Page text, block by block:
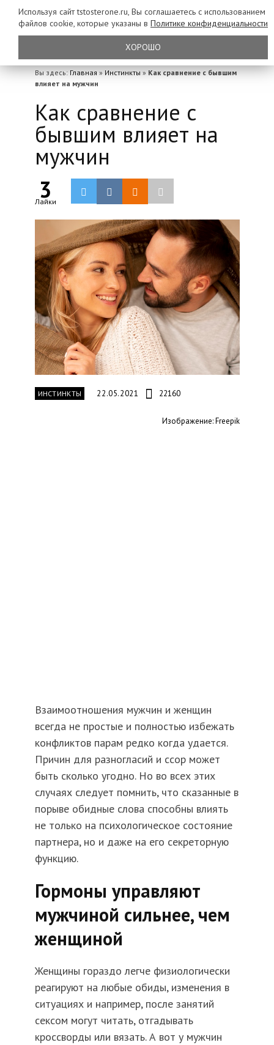
Вы здесь: Главная » Инстинкты » Как сравнение с бывшим
влияет на мужчин
Как сравнение с
бывшим влияет на
мужчин
3
Лайки
ИНСТИНКТЫ 22.05.2021 22160
Изображение: Freepik
Взаимоотношения мужчин и женщин
всегда не простые и полностью избежать
конфликтов парам редко когда удается.
Причин для разногласий и ссор может
быть сколько угодно. Но во всех этих
случаях следует помнить, что сказанные в
порыве обидные слова способны влиять
не только на психологическое состояние
партнера, но и даже на его секреторную
функцию.
Гормоны управляют
мужчиной сильнее, чем
женщиной
Женщины гораздо легче физиологически
реагируют на любые обиды, изменения в
ситуациях и например, после занятий
сексом могут читать, отгадывать
кроссворды или вязать. А вот у мужчин
Используя сайт tstosterone.ru, Вы соглашаетесь с использованием
файлов cookie, которые указаны в Политике конфиденциальности
ХОРОШО